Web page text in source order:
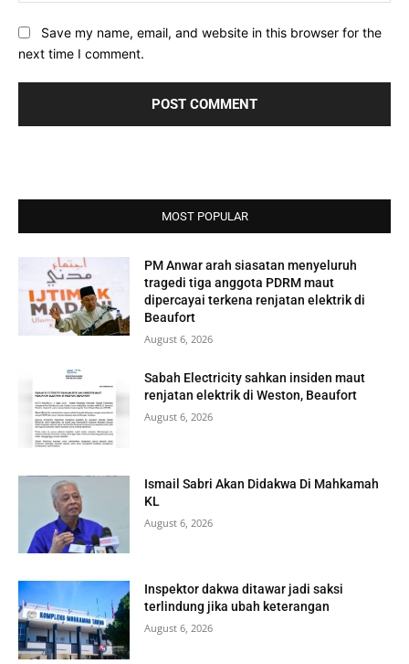
Save my name, email, and website in this browser for the
next time I comment.
MOST POPULAR
PM Anwar arah siasatan menyeluruh
tragedi tiga anggota PDRM maut
dipercayai terkena renjatan elektrik di
Beaufort
August 6, 2026
Sabah Electricity sahkan insiden maut
renjatan elektrik di Weston, Beaufort
August 6, 2026
Ismail Sabri Akan Didakwa Di Mahkamah
KL
August 6, 2026
Inspektor dakwa ditawar jadi saksi
terlindung jika ubah keterangan
August 6, 2026